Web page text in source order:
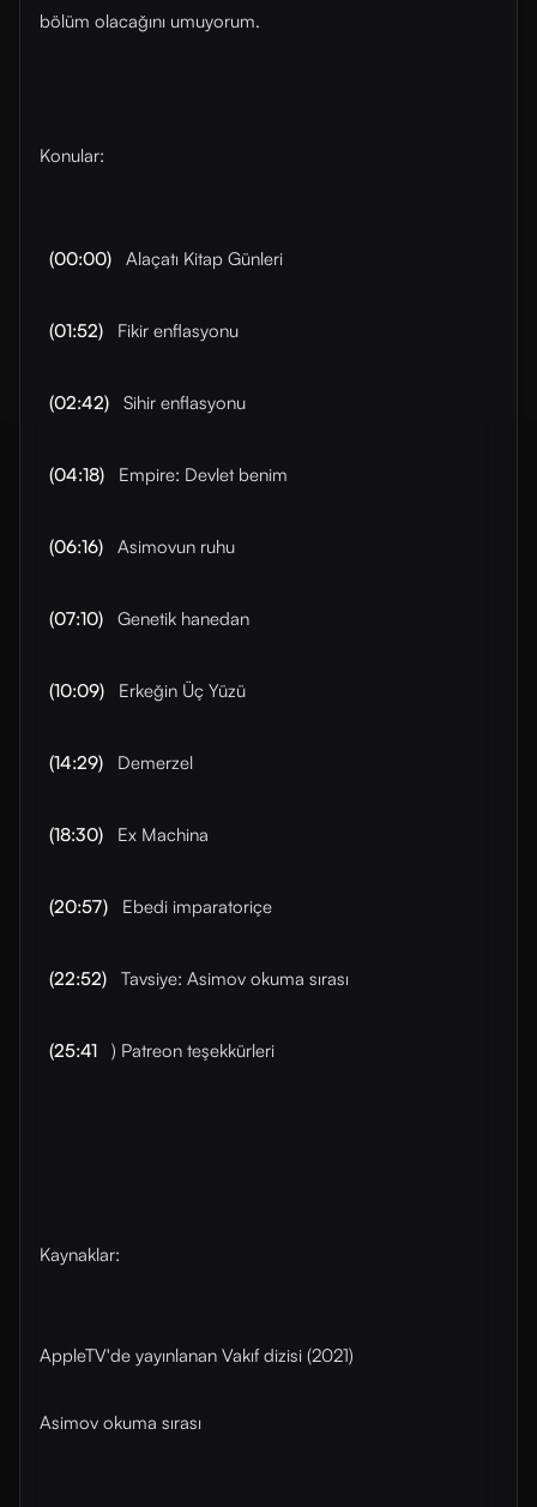
bölüm olacağını umuyorum.
Konular:
(00:00) Alaçatı Kitap Günleri
(01:52) Fikir enflasyonu
(02:42) Sihir enflasyonu
(04:18) Empire: Devlet benim
(06:16) Asimovun ruhu
(07:10) Genetik hanedan
(10:09) Erkeğin Üç Yüzü
(14:29) Demerzel
(18:30) Ex Machina
(20:57) Ebedi imparatoriçe
(22:52) Tavsiye: Asimov okuma sırası
(25:41 ) Patreon teşekkürleri
Kaynaklar:⁠⁠⁠
AppleTV'de yayınlanan Vakıf dizisi (2021)
Asimov okuma sırası